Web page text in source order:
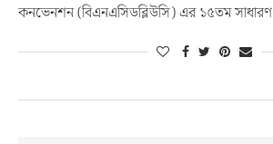
কনভেনশন (বিএনএসিডব্লিউসি) এর ১৫তম